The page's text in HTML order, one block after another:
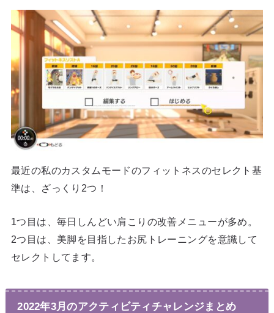
最近の私のカスタムモードのフィットネスのセレクト基
準は、ざっくり2つ！
1つ目は、毎日しんどい肩こりの改善メニューが多め。
2つ目は、美脚を目指したお尻トレーニングを意識して
セレクトしてます。
2022年3月のアクティビティチャレンジまとめ